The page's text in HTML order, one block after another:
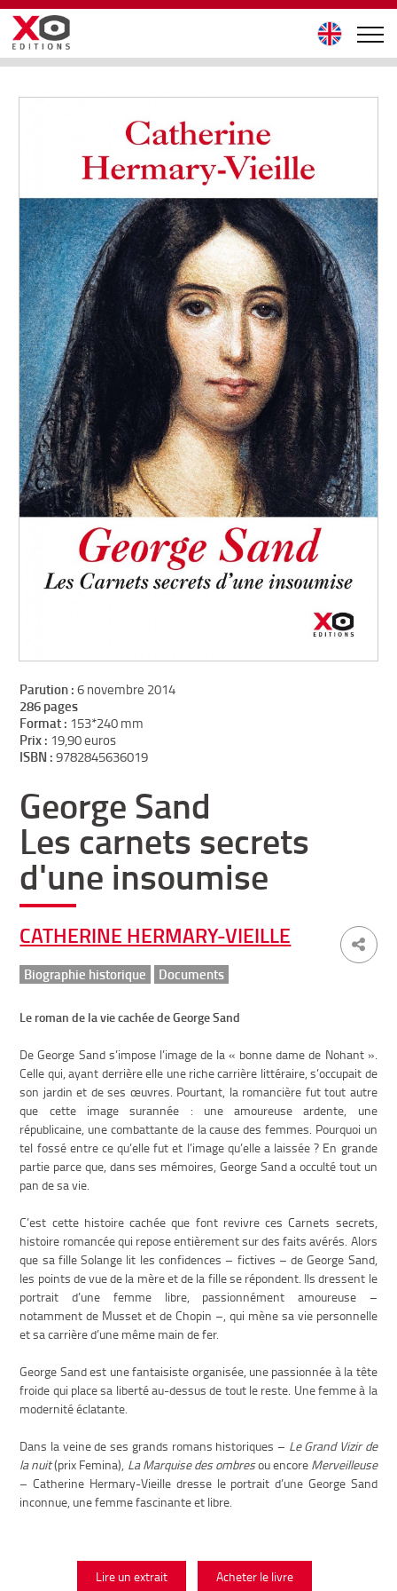
Parution : 6 novembre 2014
286 pages
Format : 153*240 mm
Prix : 19,90 euros
ISBN : 9782845636019
George Sand
Les carnets secrets
d'une insoumise
CATHERINE HERMARY-VIEILLE
Biographie historique Documents
Le roman de la vie cachée de George Sand
De George Sand s’impose l’image de la « bonne dame de Nohant ».
Celle qui, ayant derrière elle une riche carrière littéraire, s’occupait de
son jardin et de ses œuvres. Pourtant, la romancière fut tout autre
que cette image surannée : une amoureuse ardente, une
républicaine, une combattante de la cause des femmes. Pourquoi un
tel fossé entre ce qu’elle fut et l’image qu’elle a laissée ? En grande
partie parce que, dans ses mémoires, George Sand a occulté tout un
pan de sa vie.
C’est cette histoire cachée que font revivre ces Carnets secrets,
histoire romancée qui repose entièrement sur des faits avérés. Alors
que sa fille Solange lit les confidences – fictives – de George Sand,
les points de vue de la mère et de la fille se répondent. Ils dressent le
portrait d’une femme libre, passionnément amoureuse –
notamment de Musset et de Chopin –, qui mène sa vie personnelle
et sa carrière d’une même main de fer.
George Sand est une fantaisiste organisée, une passionnée à la tête
froide qui place sa liberté au-dessus de tout le reste. Une femme à la
modernité éclatante.
Dans la veine de ses grands romans historiques – Le Grand Vizir de
la nuit(prix Femina), La Marquise des ombresou encore Merveilleuse
– Catherine Hermary-Vieille dresse le portrait d’une George Sand
inconnue, une femme fascinante et libre.
Lire un extrait Acheter le livre